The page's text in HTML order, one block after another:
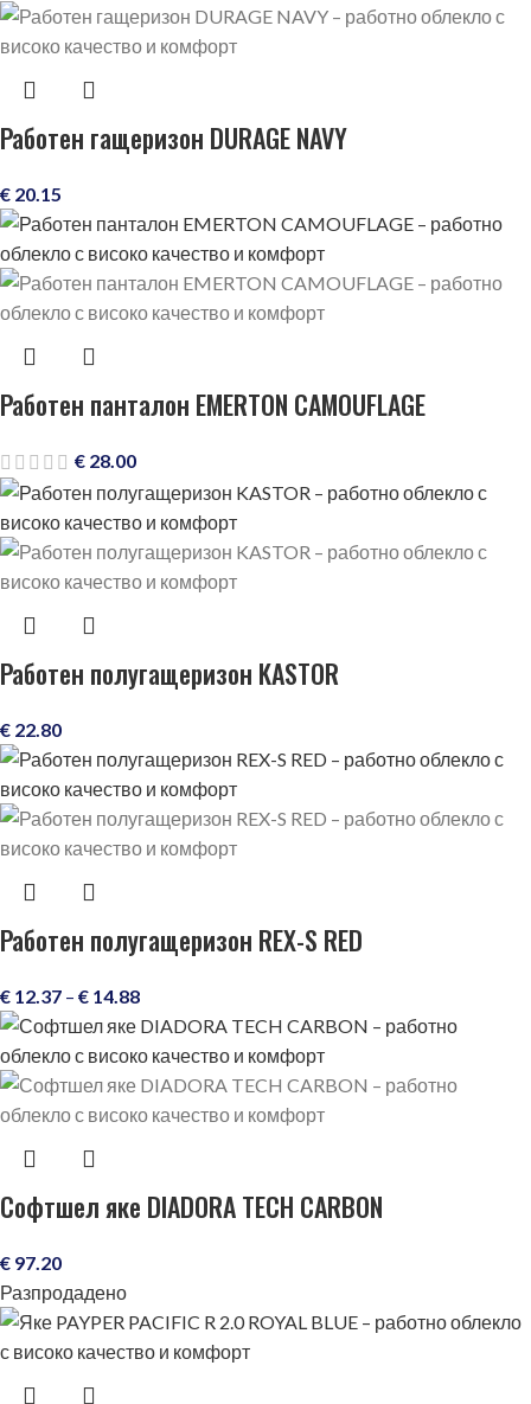
Работен гащеризон DURAGE NAVY
€ 20.15
Работен панталон EMERTON CAMOUFLAGE
€ 28.00
Работен полугащеризон KASTOR
€ 22.80
Работен полугащеризон REX-S RED
€ 12.37 – € 14.88
Софтшел яке DIADORA TECH CARBON
€ 97.20
Разпродадено